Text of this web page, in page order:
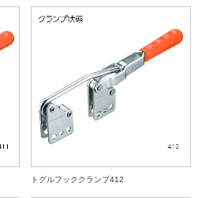
トグルフッククランプ412